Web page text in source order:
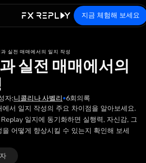
지금 체험해 보세요
실전 매매에서의 일지 작성
실전 매매에서의
자:니콜리나 사벨리•6회의록
서 일지 작성의 주요 차이점을 알아보세요.
일지에 동기화하면 실행력, 자신감, 그
어떻게 향상시킬 수 있는지 확인해 보세